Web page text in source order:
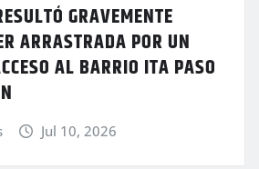
GRAVEMENTE
ARRASTRADA POR UN
AL BARRIO ITA PASO
Jul 10, 2026